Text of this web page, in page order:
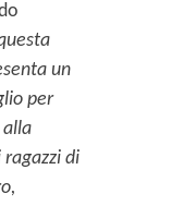
un
per
alla
di